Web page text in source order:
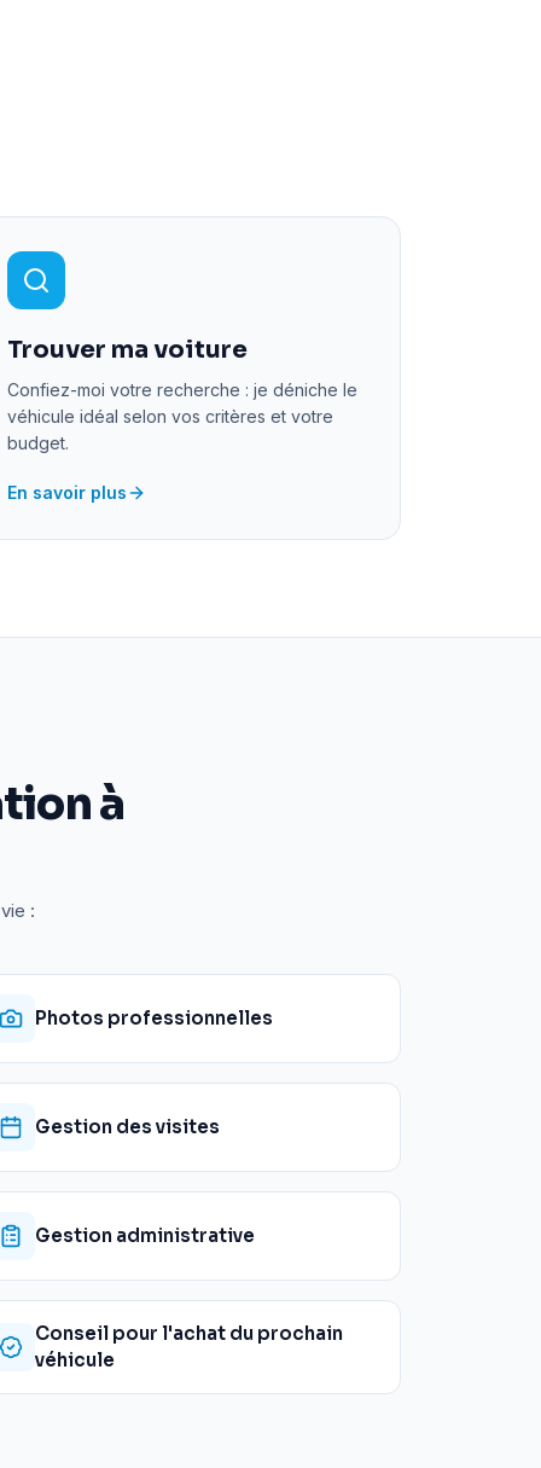
Trouver ma voiture
Confiez-moi votre recherche : je déniche le
véhicule idéal selon vos critères et votre
budget.
En savoir plus
à
:
Photos professionnelles
Gestion des visites
Gestion administrative
Conseil pour l'achat du prochain
véhicule